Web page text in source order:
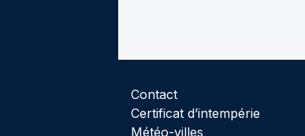
Contact
Certificat d’intempérie
Météo-villes